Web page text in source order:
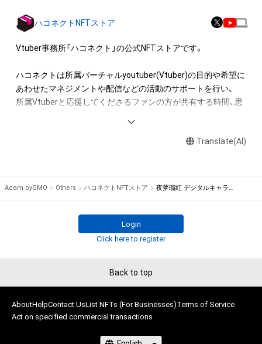
けている者によって保護されています。そのため、本アイテム
を保有していたとしても、本アイテムに関する創作物にかかる
知的財産権を有することを意味しません。
の管理委託を受けている者からの事前の同意なしに、上記の「本
アイテムの保有者が有する権利」の範囲を超えた行為、知的財産
権を侵害するおそれのある行為(改変、公開、配布、逆コンパイ
せん。)を行うことはできません。
・本アイテムに関する創作物の利用については、公序良俗や法令
このアイテムに関するお問い合わせ先
ハコネクトNFTストア
Vtuber事務所「ハコネクト」の公式NFTストアです。
ハコネクトは所属バーチャルyoutuber(Vtuber)の目的や希望に
あわせたマネジメントや配信などの活動のサポートを行い、
所属Vtuberと応援してくださるファンの方が共有する時間、思
haconect.com/
Translate(AI)
Adam byGMO Others ハコネクトNFTストア 夜夢瑠紅 デジタルキャラ名刺
Login
Click here to register
Back to top
AboutHelpContact UsList NFTs (For Businesses)Terms of Service
Act on specified commercial transactions